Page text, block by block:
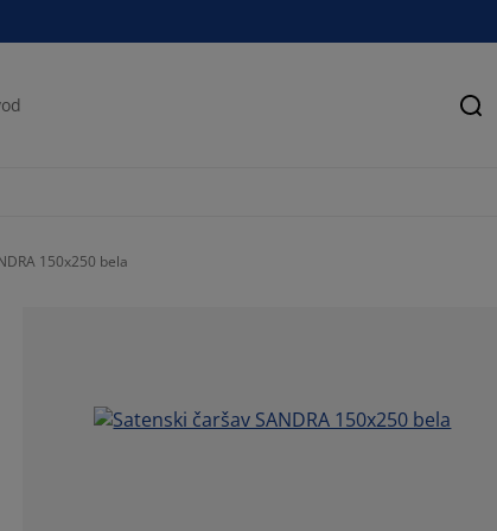
150x250 bela